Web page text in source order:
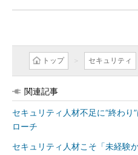
トップ セキュリティ
関連記事
セキュリティ人材不足に“終わ
ローチ
セキュリティ人材こそ「未経験